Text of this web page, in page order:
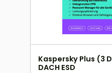
Kaspersky Plus (3
DACH ESD